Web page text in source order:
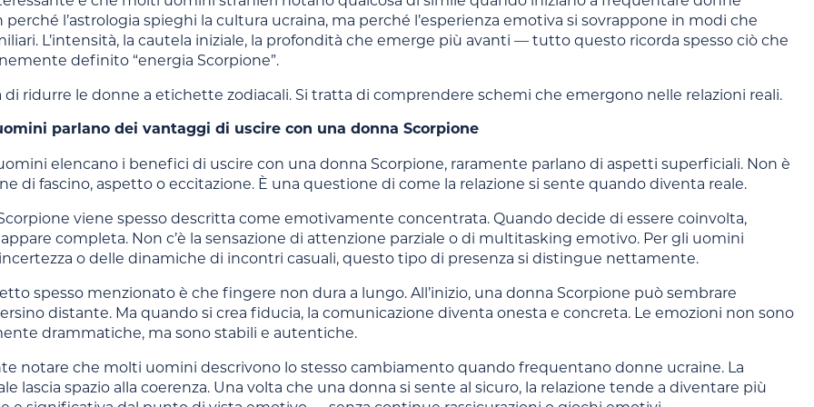
perché l’astrologia spieghi la cultura ucraina, ma perché l’esperienza emotiva si sovrappone in modi che
L’intensità, la cautela iniziale, la profondità che emerge più avanti — tutto questo ricorda spesso ciò che
definito “energia Scorpione”.
di ridurre le donne a etichette zodiacali. Si tratta di comprendere schemi che emergono nelle relazioni reali.
parlano dei vantaggi di uscire con una donna Scorpione
elencano i benefici di uscire con una donna Scorpione, raramente parlano di aspetti superficiali. Non è
di fascino, aspetto o eccitazione. È una questione di come la relazione si sente quando diventa reale.
viene spesso descritta come emotivamente concentrata. Quando decide di essere coinvolta,
appare completa. Non c’è la sensazione di attenzione parziale o di multitasking emotivo. Per gli uomini
o delle dinamiche di incontri casuali, questo tipo di presenza si distingue nettamente.
spesso menzionato è che fingere non dura a lungo. All’inizio, una donna Scorpione può sembrare
distante. Ma quando si crea fiducia, la comunicazione diventa onesta e concreta. Le emozioni non sono
drammatiche, ma sono stabili e autentiche.
notare che molti uomini descrivono lo stesso cambiamento quando frequentano donne ucraine. La
lascia spazio alla coerenza. Una volta che una donna si sente al sicuro, la relazione tende a diventare più